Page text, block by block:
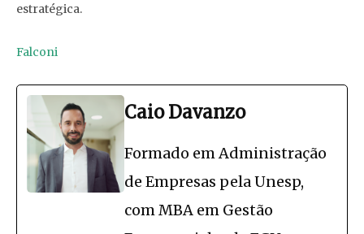
estratégica.
Falconi
Caio Davanzo
Formado em Administração
de Empresas pela Unesp,
com MBA em Gestão